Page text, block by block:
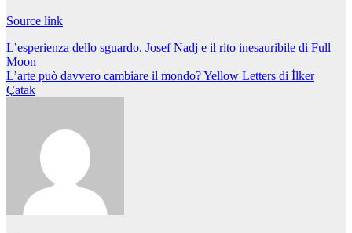
Source link
Navigazione
articoli
L’esperienza dello sguardo. Josef Nadj e il rito inesauribile di Full
Moon
L’arte può davvero cambiare il mondo? Yellow Letters di İlker
Çatak